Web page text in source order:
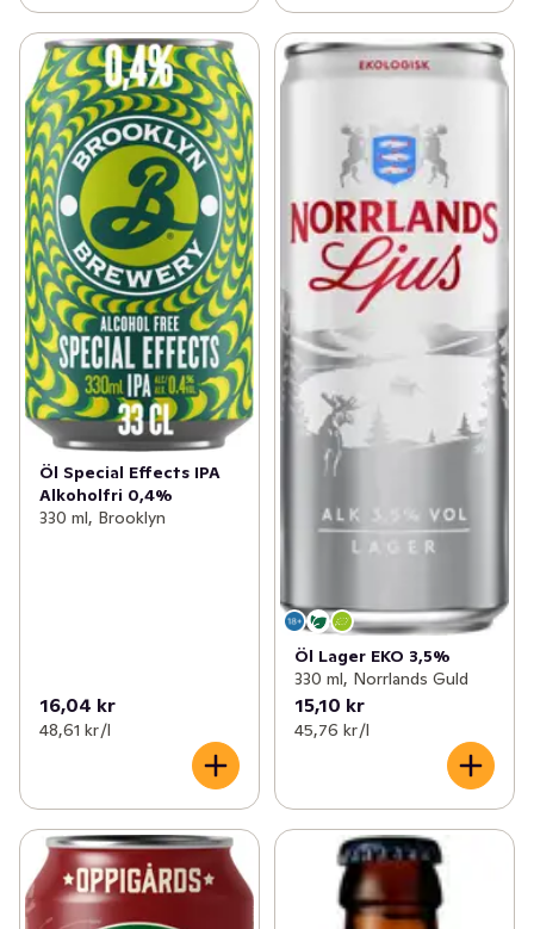
Öl Special Effects IPA
Alkoholfri 0,4%
330 ml, Brooklyn
16,04 kr
48,61 kr /l
Öl Lager EKO 3,5%
330 ml, Norrlands Guld
15,10 kr
45,76 kr /l